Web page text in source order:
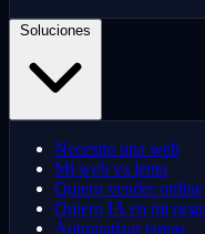
Necesito una web
Mi web va lenta
Quiero vender online
Quiero IA en mi
Automatizar tareas